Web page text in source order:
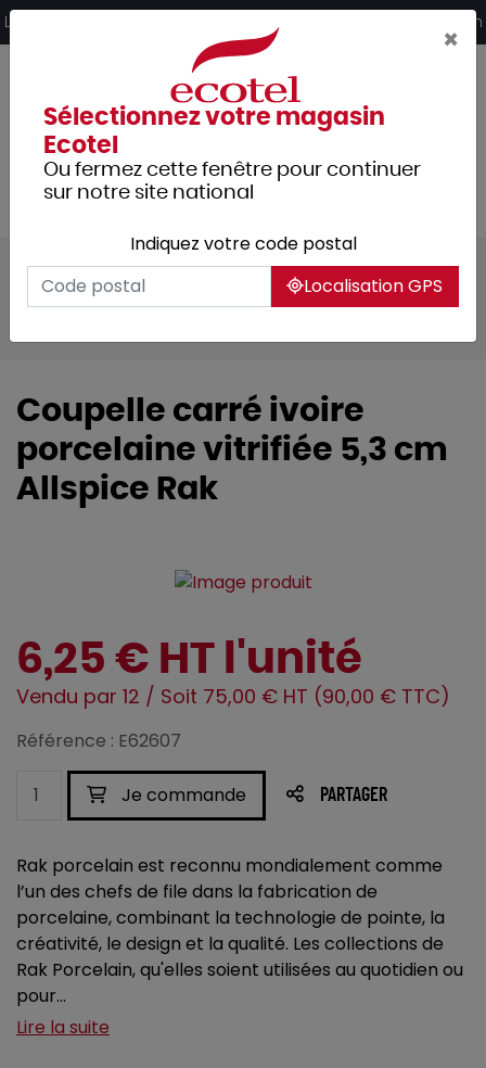
Livraison offerte dès 249€ HT d’achat et retrait 2h en magasin
Tous les produits
Arts de la table
Vaisselle
Coupelle carré ivoire
porcelaine vitrifiée 5,3 cm
Allspice Rak
6,25 € HT l'unité
Vendu par 12 / Soit 75,00 € HT (90,00 € TTC)
Référence : E62607
Je commande PARTAGER
Rak porcelain est reconnu mondialement comme
l’un des chefs de file dans la fabrication de
porcelaine, combinant la technologie de pointe, la
créativité, le design et la qualité. Les collections de
Rak Porcelain, qu'elles soient utilisées au quotidien ou
pour...
Lire la suite
×
Sélectionnez votre magasin
Ecotel
Ou fermez cette fenêtre pour continuer
sur notre site national
Indiquez votre code postal
Localisation GPS
Panneau de gestion des cookies